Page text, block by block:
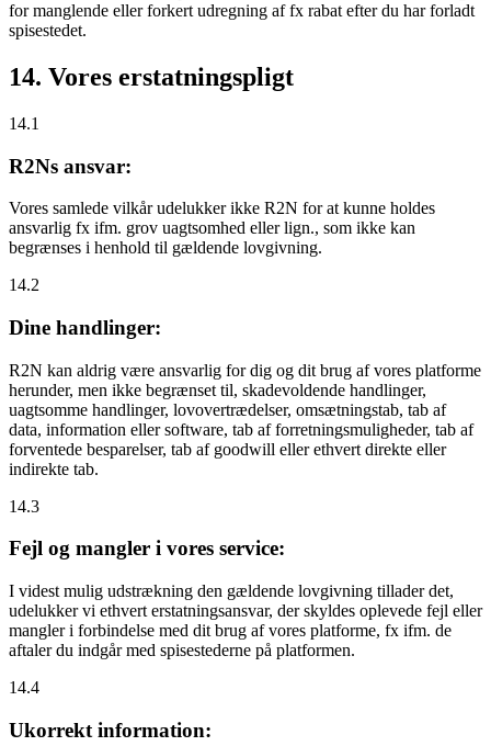
for manglende eller forkert udregning af fx rabat efter du har forladt
spisestedet.
14. Vores erstatningspligt
14.1
R2Ns ansvar:
Vores samlede vilkår udelukker ikke R2N for at kunne holdes
ansvarlig fx ifm. grov uagtsomhed eller lign., som ikke kan
begrænses i henhold til gældende lovgivning.
14.2
Dine handlinger:
R2N kan aldrig være ansvarlig for dig og dit brug af vores platforme
herunder, men ikke begrænset til, skadevoldende handlinger,
uagtsomme handlinger, lovovertrædelser, omsætningstab, tab af
data, information eller software, tab af forretningsmuligheder, tab af
forventede besparelser, tab af goodwill eller ethvert direkte eller
indirekte tab.
14.3
Fejl og mangler i vores service:
I videst mulig udstrækning den gældende lovgivning tillader det,
udelukker vi ethvert erstatningsansvar, der skyldes oplevede fejl eller
mangler i forbindelse med dit brug af vores platforme, fx ifm. de
aftaler du indgår med spisestederne på platformen.
14.4
Ukorrekt information: